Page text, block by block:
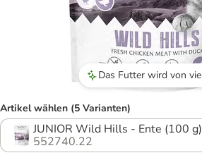
Artikel wählen (5 Varianten)
JUNIOR Wild Hills - Ente (100 g)
552740.22